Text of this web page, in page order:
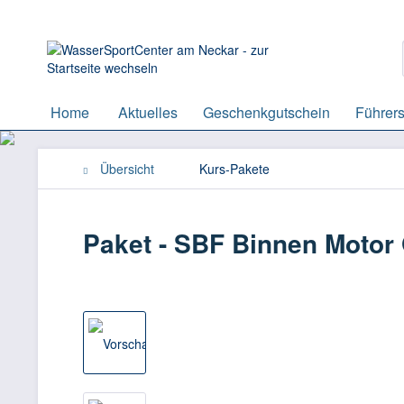
Home Aktuelles Geschenkgutschein
Übersicht Kurs-Pakete
Paket - SBF Binnen Motor